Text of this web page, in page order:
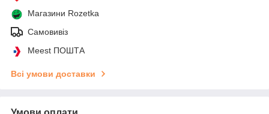
Магазини Rozetka
Самовивіз
Meest ПОШТА
Всі умови доставки